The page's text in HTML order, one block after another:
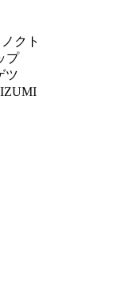
クト
プ
ツ